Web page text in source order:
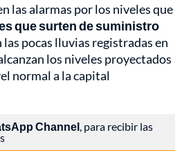
las alarmas por los niveles que
que surten de suministro
las pocas lluvias registradas en
los niveles proyectados
normal a la capital
Channel , para recibir las